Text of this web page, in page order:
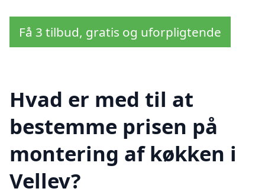
Få 3 tilbud, gratis og uforpligtende
Hvad er med til at
bestemme prisen på
montering af køkken i
Vellev?